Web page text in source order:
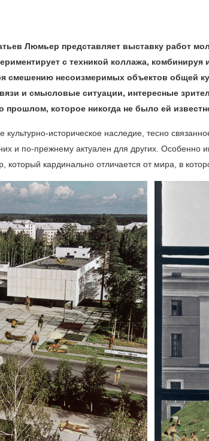
Люмьер представляет выставку работ
с техникой коллажа, комбинируя
смешению несоизмеримых объектов общей
и смысловые ситуации, интересные
прошлом, которое никогда не было ей
культурно-историческое наследие, тесно
и по-прежнему актуален для других. Особенно
который кардинально отличается от мира, в